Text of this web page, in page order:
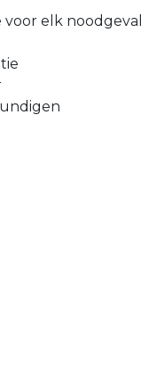
elk noodgeval